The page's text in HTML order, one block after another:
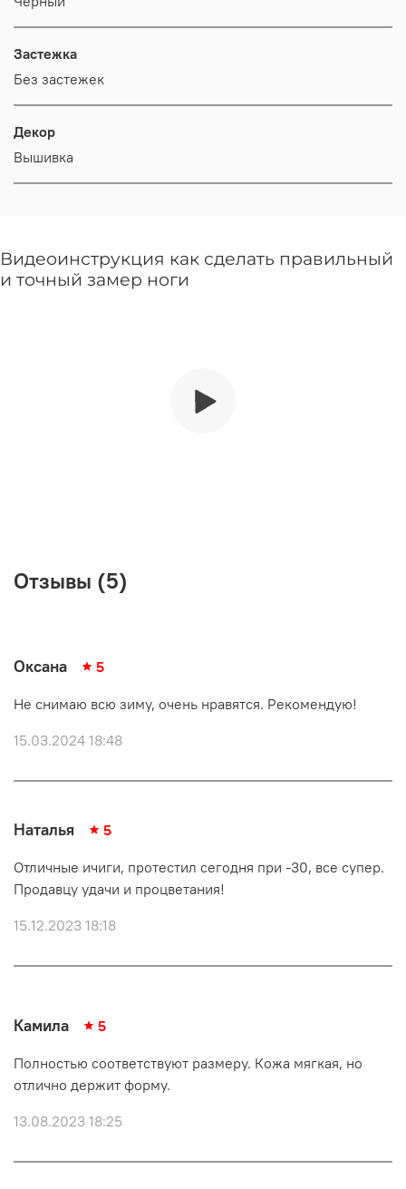
Застежка
Без застежек
Декор
Вышивка
Видеоинструкция как сделать правильный
и точный замер ноги
Отзывы (5)
Оксана 5
Не снимаю всю зиму, очень нравятся. Рекомендую!
15.03.2024 18:48
Наталья 5
Отличные ичиги, протестил сегодня при -30, все супер.
Продавцу удачи и процветания!
15.12.2023 18:18
Камила 5
Полностью соответствуют размеру. Кожа мягкая, но
отлично держит форму.
13.08.2023 18:25